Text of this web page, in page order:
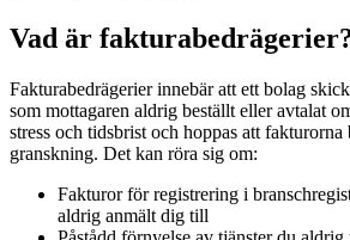
Vad är
Fakturabedrägerier innebär att ett bolag
som mottagaren aldrig beställt eller avtalat
stress och tidsbrist och hoppas att fakturorna
granskning. Det kan röra sig om:
Fakturor för registrering i
aldrig anmält dig till